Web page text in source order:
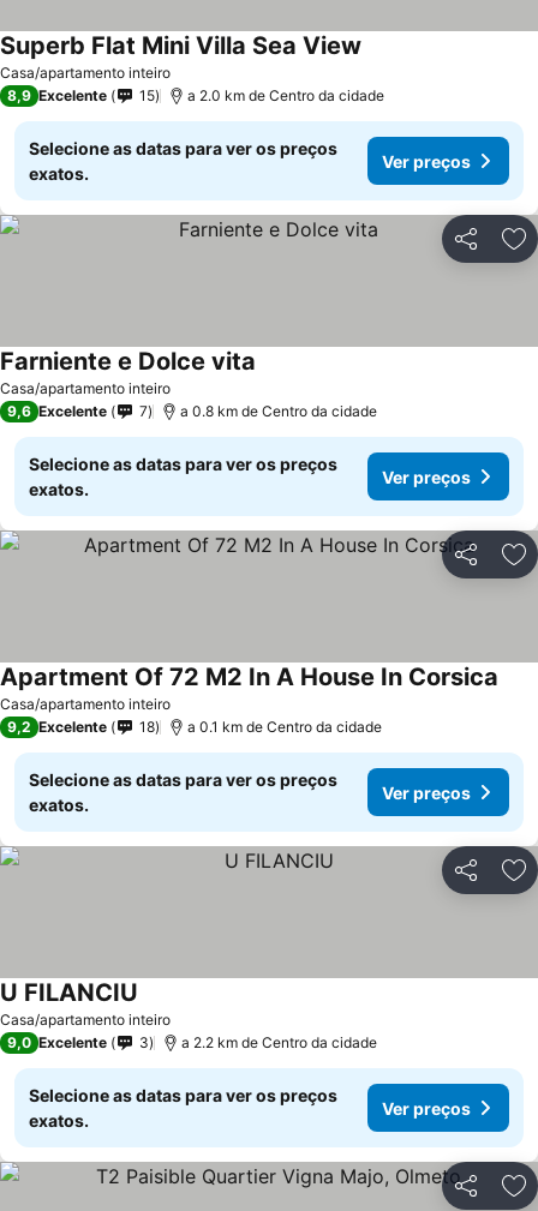
Casa/apartamento inteiro
Superb Flat Mini Villa Sea View
8,9 Excelente 15 a 2.0 km de Centro da cidade
Selecione as datas para ver os preços
exatos.
Ver preços
Partilhar
Casa/apartamento inteiro
Farniente e Dolce vita
9,6 Excelente 7 a 0.8 km de Centro da cidade
Selecione as datas para ver os preços
exatos.
Ver preços
Partilhar
Casa/apartamento inteiro
Apartment Of 72 M2 In A House In Corsica
9,2 Excelente 18 a 0.1 km de Centro da cidade
Selecione as datas para ver os preços
exatos.
Ver preços
Partilhar
Casa/apartamento inteiro
U FILANCIU
9,0 Excelente 3 a 2.2 km de Centro da cidade
Selecione as datas para ver os preços
exatos.
Ver preços
Partilhar